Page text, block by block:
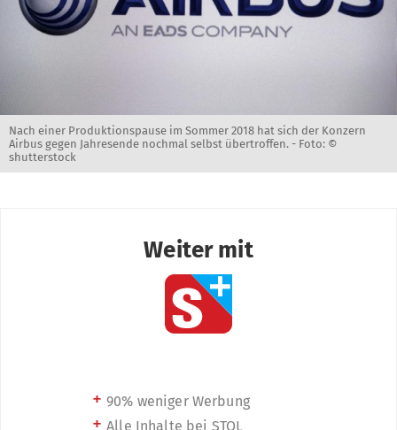
Nach einer Produktionspause im Sommer 2018 hat sich der Konzern
Airbus gegen Jahresende nochmal selbst übertroffen. - Foto: ©
shutterstock